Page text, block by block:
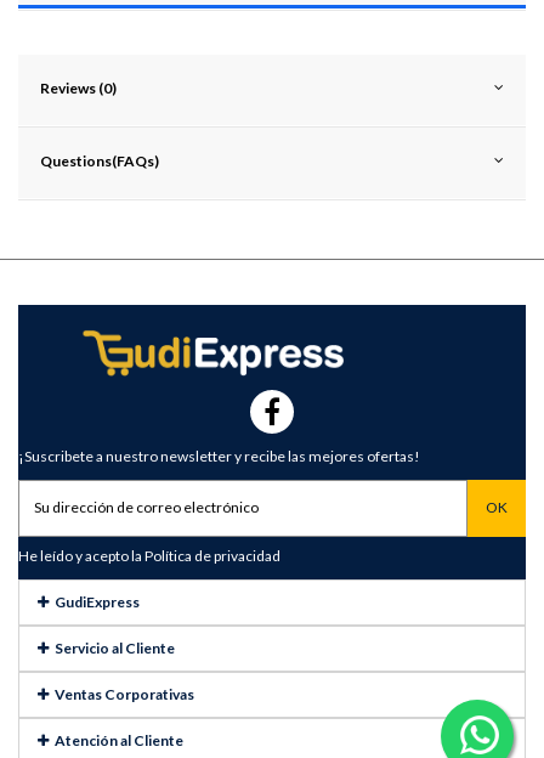
Reviews (0)
Questions(FAQs)
¡Suscribete a nuestro newsletter y recibe las mejores ofertas!
He leído y acepto la Política de privacidad
GudiExpress
Servicio al Cliente
Ventas Corporativas
Atención al Cliente